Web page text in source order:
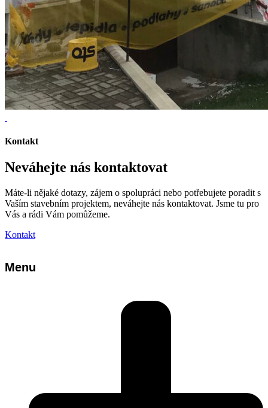
Kontakt
Neváhejte nás kontaktovat
Máte-li nějaké dotazy, zájem o spolupráci nebo potřebujete poradit s
Vaším stavebním projektem, neváhejte nás kontaktovat. Jsme tu pro
Vás a rádi Vám pomůžeme.
Kontakt
Menu